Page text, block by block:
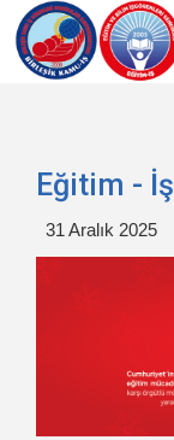
Eğitim -
31 Aralık 2025